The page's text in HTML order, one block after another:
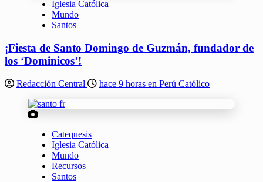
Iglesia Católica
Mundo
Santos
¡Fiesta de Santo Domingo de Guzmán, fundador de
los ‘Dominicos’!
Redacción Central hace 9 horas en Perú Católico
Catequesis
Iglesia Católica
Mundo
Recursos
Santos